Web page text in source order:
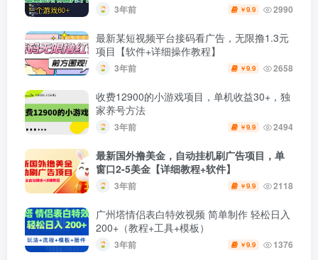
3年前 ￥9.9 2990
最新某短视频平台接码看广告，无限撸1.3元
项目【软件+详细操作教程】
3年前 ￥9.9 2658
收费12900的小游戏项目，单机收益30+，独
家养号方法
3年前 ￥9.9 2494
最新国外撸美金，自动挂机刷广告项目，单
窗口2-5美金【详细教程+软件】
3年前 ￥9.9 2118
广州塔情侣表白特效视频 简单制作 轻松日入
200+（教程+工具+模板）
3年前 ￥9.9 1376